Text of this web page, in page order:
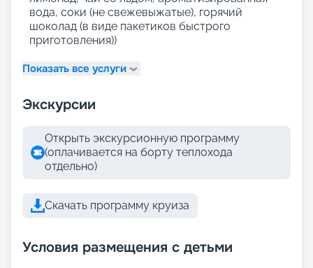
вода, соки (не свежевыжатые), горячий
шоколад (в виде пакетиков быстрого
приготовления))
Показать все услуги
Экскурсии
Открыть экскурсионную программу
(оплачивается на борту теплохода
отдельно)
Скачать программу круиза
Условия размещения с детьми